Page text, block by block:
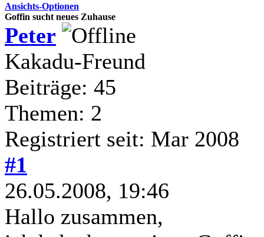
Ansichts-Optionen
Goffin sucht neues Zuhause
Peter
Kakadu-Freund
Beiträge: 45
Themen: 2
Registriert seit: Mar 2008
#1
26.05.2008, 19:46
Hallo zusammen,